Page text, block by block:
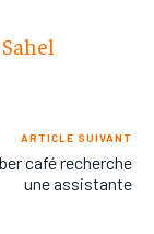
ARTICLE SUIVANT
café recherche
une assistante